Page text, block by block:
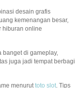
desain grafis
kemenangan besar,
hiburan online
di gameplay,
juga jadi tempat berbagi
menurut toto slot . Tips